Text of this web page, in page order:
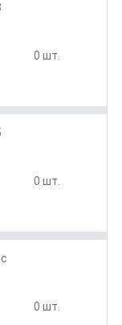
0 шт.
0 шт.
0 шт.